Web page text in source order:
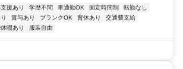
援あり 学歴不問 車通勤OK 固定時間制
転勤なし
賞与あり ブランクOK 育休あり
交通費支給
暇あり 服装自由